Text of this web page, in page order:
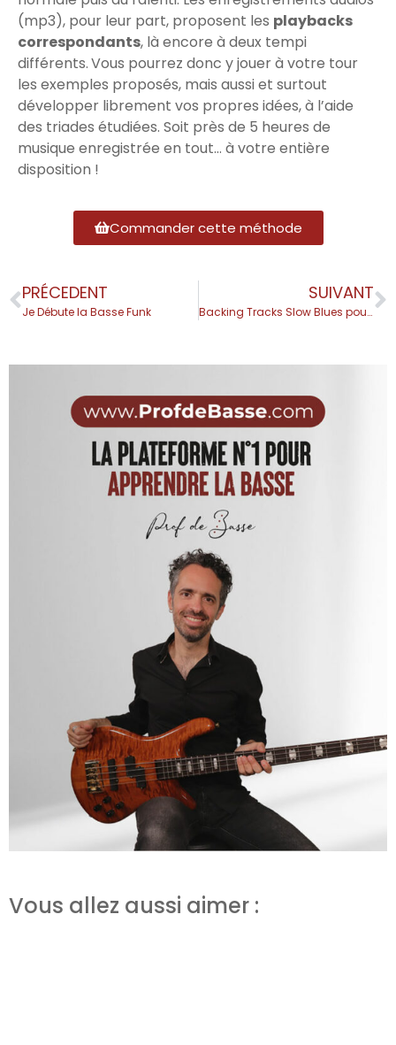
(mp3), pour leur part, proposent les playbacks
correspondants, là encore à deux tempi
différents. Vous pourrez donc y jouer à votre tour
les exemples proposés, mais aussi et surtout
développer librement vos propres idées, à l’aide
des triades étudiées. Soit près de 5 heures de
musique enregistrée en tout… à votre entière
disposition !
Commander cette méthode
PRÉCEDENT
Je Débute la Basse Funk
SUIVANT
Backing Tracks Slow Blues pour la Basse
Vous allez aussi aimer :